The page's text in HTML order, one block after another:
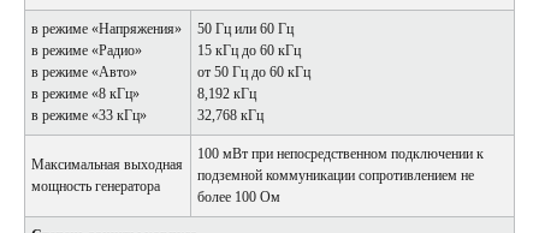
в режиме «Напряжения»
в режиме «Радио»
в режиме «Авто»
в режиме «8 кГц»
в режиме «33 кГц»
50 Гц или 60 Гц
15 кГц до 60 кГц
от 50 Гц до 60 кГц
8,192 кГц
32,768 кГц
Максимальная выходная
мощность генератора
100 мВт при непосредственном подключении к
подземной коммуникации сопротивлением не
более 100 Ом